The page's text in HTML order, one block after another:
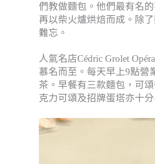
們教做麵包。他們最有名
再以柴火爐烘焙而成。除
難忘。
人氣名店Cédric Grolet
慕名而至。每天早上9點營
茶。早餐有三款麵包，可
克力可頌及招牌蛋塔亦十分